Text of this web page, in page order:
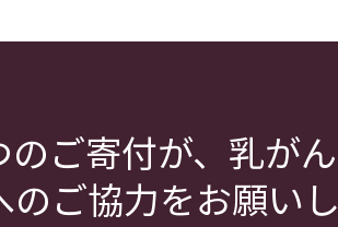
のご寄付が、乳が
ご協力をお願いし